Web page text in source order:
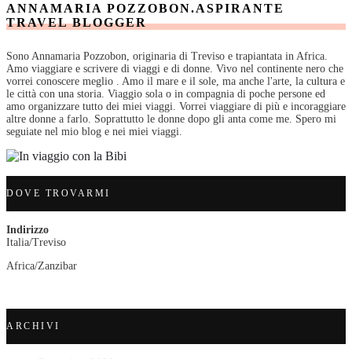
ANNAMARIA POZZOBON.ASPIRANTE
TRAVEL BLOGGER
Sono Annamaria Pozzobon, originaria di Treviso e trapiantata in Africa.
Amo viaggiare e scrivere di viaggi e di donne. Vivo nel continente nero che
vorrei conoscere meglio . Amo il mare e il sole, ma anche l'arte, la cultura e
le città con una storia. Viaggio sola o in compagnia di poche persone ed
amo organizzare tutto dei miei viaggi. Vorrei viaggiare di più e incoraggiare
altre donne a farlo. Soprattutto le donne dopo gli anta come me. Spero mi
seguiate nel mio blog e nei miei viaggi.
DOVE TROVARMI
Indirizzo
Italia/Treviso
Africa/Zanzibar
ARCHIVI